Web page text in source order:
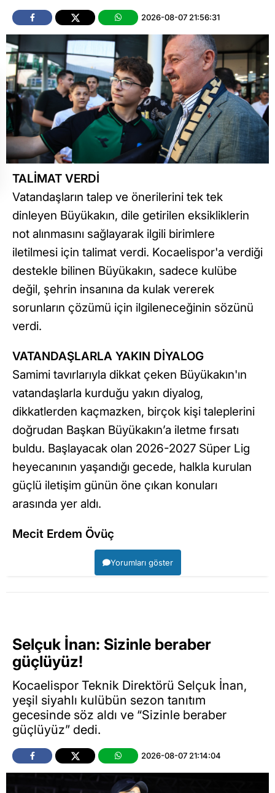
2026-08-07 21:56:31
TALİMAT VERDİ
Vatandaşların talep ve önerilerini tek tek
dinleyen Büyükakın, dile getirilen eksikliklerin
not alınmasını sağlayarak ilgili birimlere
iletilmesi için talimat verdi. Kocaelispor'a verdiği
destekle bilinen Büyükakın, sadece kulübe
değil, şehrin insanına da kulak vererek
sorunların çözümü için ilgileneceğinin sözünü
verdi.
VATANDAŞLARLA YAKIN DİYALOG
Samimi tavırlarıyla dikkat çeken Büyükakın'ın
vatandaşlarla kurduğu yakın diyalog,
dikkatlerden kaçmazken, birçok kişi taleplerini
doğrudan Başkan Büyükakın’a iletme fırsatı
buldu. Başlayacak olan 2026-2027 Süper Lig
heyecanının yaşandığı gecede, halkla kurulan
güçlü iletişim günün öne çıkan konuları
arasında yer aldı.
Mecit Erdem Övüç
Yorumları göster
Selçuk İnan: Sizinle beraber
güçlüyüz!
Kocaelispor Teknik Direktörü Selçuk İnan,
yeşil siyahlı kulübün sezon tanıtım
gecesinde söz aldı ve “Sizinle beraber
güçlüyüz” dedi.
2026-08-07 21:14:04